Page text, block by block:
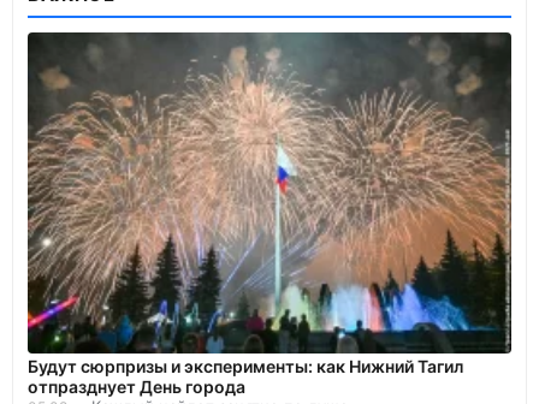
Будут сюрпризы и эксперименты: как Нижний Тагил
отпразднует День города